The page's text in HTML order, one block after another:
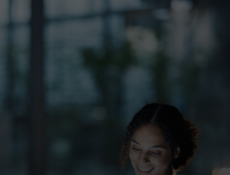
Für Sie
Für Unternehmen
Neuigkeiten und Trends